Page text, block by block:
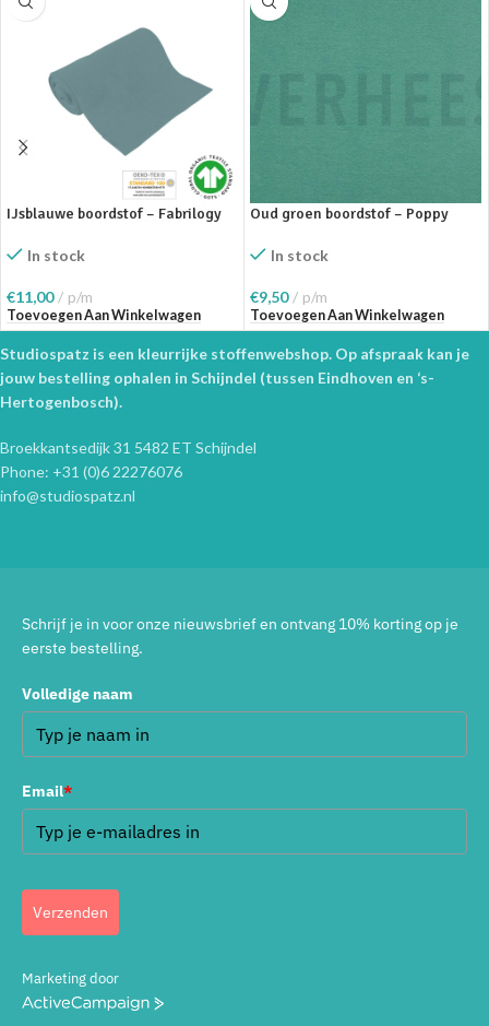
IJsblauwe boordstof – Fabrilogy
In stock
€11,00 p/m
Toevoegen Aan Winkelwagen
Oud groen boordstof – Poppy
In stock
€9,50 p/m
Toevoegen Aan Winkelwagen
Studiospatz is een kleurrijke stoffenwebshop. Op afspraak kan je
jouw bestelling ophalen in Schijndel (tussen Eindhoven en ‘s-
Hertogenbosch).
Broekkantsedijk 31 5482 ET Schijndel
Phone: +31 (0)6 22276076
info@studiospatz.nl
Schrijf je in voor onze nieuwsbrief en ontvang 10% korting op je
eerste bestelling.
Volledige naam
Email*
Verzenden
Marketing door
ActiveCampaign